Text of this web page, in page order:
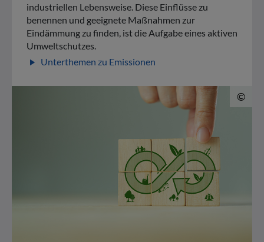
industriellen Lebensweise. Diese Einflüsse zu
benennen und geeignete Maßnahmen zur
Eindämmung zu finden, ist die Aufgabe eines aktiven
Umweltschutzes.
play_arrow Unterthemen zu Emissionen
©